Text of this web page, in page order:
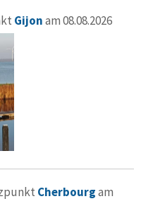
Gijonam 08.08.2026
Cherbourgam